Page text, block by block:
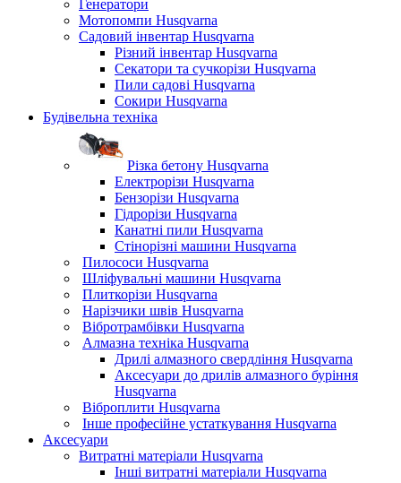
Генератори
Мотопомпи Husqvarna
Садовий інвентар Husqvarna
Різний інвентар Husqvarna
Секатори та сучкорізи Husqvarna
Пили садові Husqvarna
Сокири Husqvarna
Будівельна техніка
Різка бетону Husqvarna
Електрорізи Husqvarna
Бензорізи Husqvarna
Гідрорізи Husqvarna
Канатні пили Husqvarna
Стінорізні машини Husqvarna
Пилососи Husqvarna
Шліфувальні машини Husqvarna
Плиткорізи Husqvarna
Нарізчики швів Husqvarna
Вібротрамбівки Husqvarna
Алмазна техніка Husqvarna
Дрилі алмазного свердління Husqvarna
Аксесуари до дрилів алмазного буріння
Husqvarna
Віброплити Husqvarna
Інше професійне устаткування Husqvarna
Аксесуари
Витратні матеріали Husqvarna
Інші витратні матеріали Husqvarna